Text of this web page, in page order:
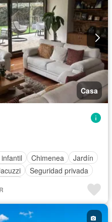
Casa
Chimenea
Jardín
Seguridad privada